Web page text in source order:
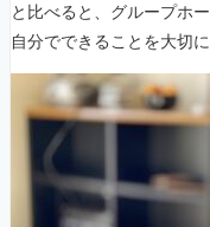
と比べると、グループホ
自分でできることを大切